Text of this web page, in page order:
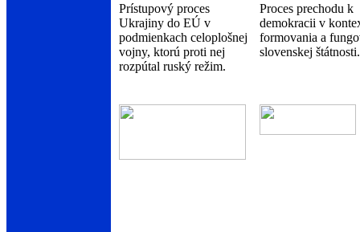
Prístupový proces
Ukrajiny do EÚ v
podmienkach celoplošnej
vojny, ktorú proti nej
rozpútal ruský režim.
Proces prechodu k
demokracii v
formovania a
slovenskej štátnosti.